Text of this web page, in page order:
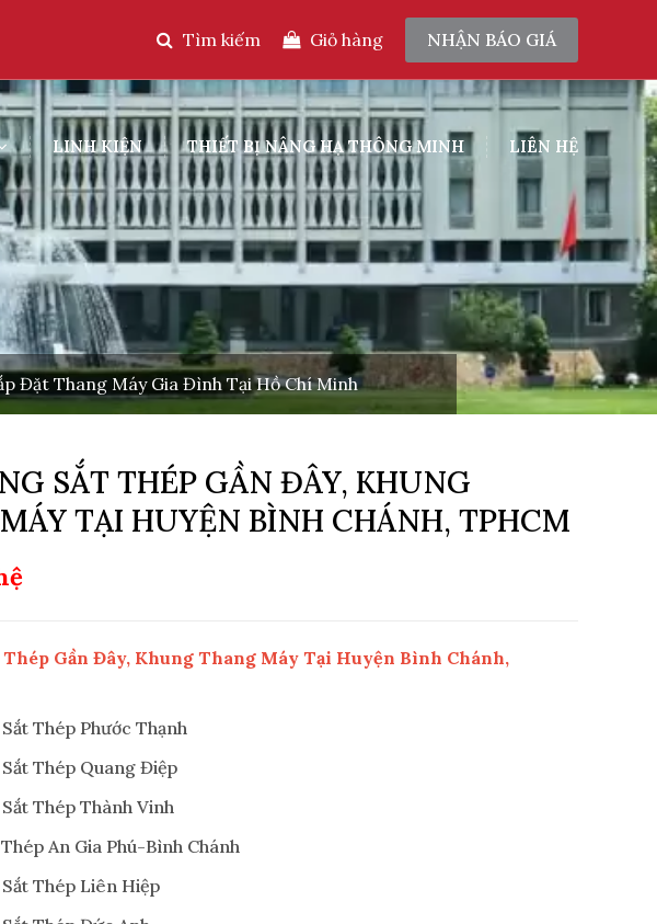
Tìm kiếm Giỏ hàng NHẬN BÁO GIÁ
LINH KIỆN THIẾT BỊ NÂNG HẠ THÔNG MINH LIÊN HỆ
Đặt Thang Máy Gia Đình Tại Hồ Chí Minh
SẮT THÉP GẦN ĐÂY, KHUNG
TẠI HUYỆN BÌNH CHÁNH, TPHCM
Thép Gần Đây, Khung Thang Máy Tại Huyện Bình Chánh,
Thép Phước Thạnh
Thép Quang Điệp
Thép Thành Vinh
An Gia Phú-Bình Chánh
Thép Liên Hiệp